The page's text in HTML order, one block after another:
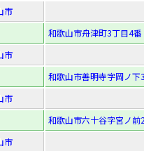
市
和歌山市舟津町3丁目4番
市
和歌山市善明寺字岡ノ下
市
和歌山市六十谷字宮ノ前
市